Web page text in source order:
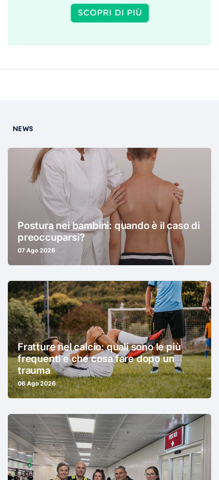
NEWS
Postura nei bambini: quando è il caso di
preoccuparsi?
07 Ago 2026
Fratture nel calcio: quali sono le più
frequenti e che cosa fare dopo un
trauma
06 Ago 2026